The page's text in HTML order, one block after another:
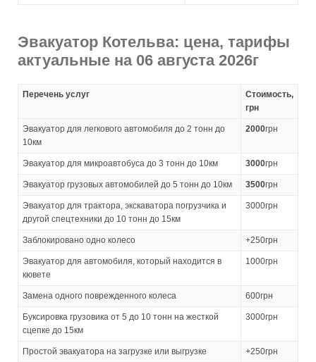
Эвакуатор Котельва: цена, тарифы
актуальные на 06 августа 2026г
Перечень услуг
Стоимость,
грн
Эвакуатор для легкового автомобиля до 2 тонн до
10км
2000грн
Эвакуатор для микроавтобуса до 3 тонн до 10км 3000грн
Эвакуатор грузовых автомобилей до 5 тонн до 10км 3500грн
Эвакуатор для трактора, экскаватора погрузчика и
другой спецтехники до 10 тонн до 15км
3000грн
Заблокировано одно колесо +250грн
Эвакуатор для автомобиля, который находится в
кювете
1000грн
Замена одного поврежденного колеса 600грн
Буксировка грузовика от 5 до 10 тонн на жесткой
сцепке до 15км
3000грн
Простой эвакуатора на загрузке или выгрузке +250грн